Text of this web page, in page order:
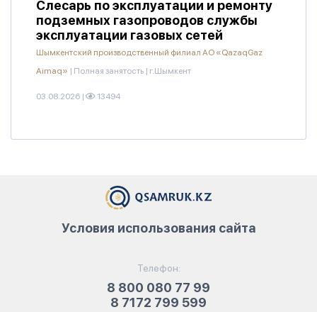
Слесарь по эксплуатации и ремонту
подземных газопроводов службы
эксплуатации газовых сетей
Шымкентский производственный филиал АО «QazaqGaz
Aimaq» | Полная занятость | г.Шымкент
03.08.2026 | 13494
Телефон:
8 800 080 77 99
8 7172 799 599
Условия использования сайта